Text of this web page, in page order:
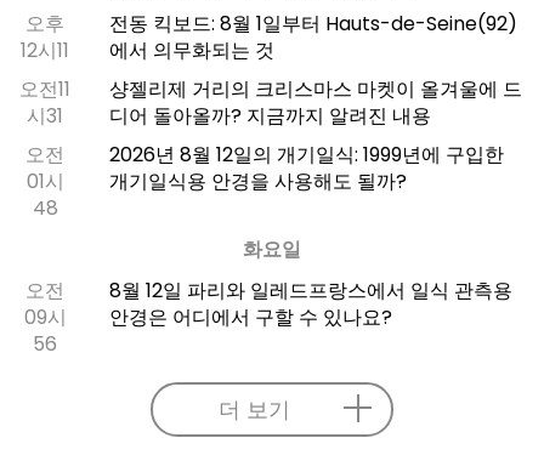
오후
12시11
전동 킥보드: 8월 1일부터 Hauts-de-Seine(92)
에서 의무화되는 것
오전11
시31
샹젤리제 거리의 크리스마스 마켓이 올겨울에 드
디어 돌아올까? 지금까지 알려진 내용
오전
01시
48
2026년 8월 12일의 개기일식: 1999년에 구입한
개기일식용 안경을 사용해도 될까?
화요일
오전
09시
56
8월 12일 파리와 일레드프랑스에서 일식 관측용
안경은 어디에서 구할 수 있나요?
더 보기